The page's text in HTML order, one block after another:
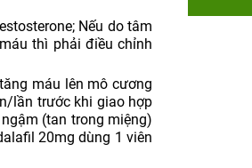
Nếu do tâm
thì phải điều chỉnh
máu lên mô cương
lần trước khi giao hợp
(tan trong miệng)
20mg dùng 1 viên